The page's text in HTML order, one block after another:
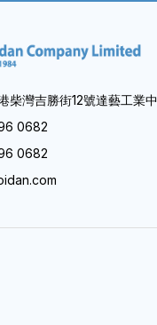
柴灣吉勝街12號達藝工業
0682
0682